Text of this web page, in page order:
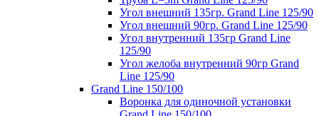
Угол внешний 135гр. Grand Line 125/90
Угол внешний 90гр. Grand Line 125/90
Угол внутренний 135гр Grand Line
125/90
Угол желоба внутренний 90гр Grand
Line 125/90
Grand Line 150/100
Воронка для одиночной установки